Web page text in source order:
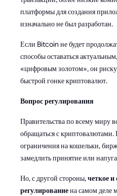
платформы для создания
изначально не был разработан.
Если Bitcoin не будет
способы оставаться
«цифровым золотом», он
быстрой гонке криптовалют.
Вопрос регулирования
Правительства по всему миру
обращаться с
ограничения на кошельки,
замедлить принятие или
Но, с другой стороны,четкое и
регулированиена самом деле